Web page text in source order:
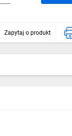
Zapytaj o produkt